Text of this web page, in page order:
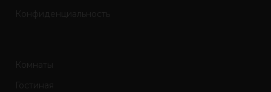
Конфиденциальность
Комнаты
Гостиная